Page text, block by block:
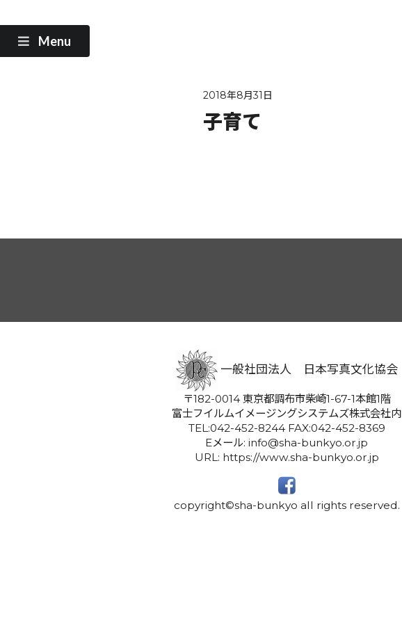
Menu
2018年8月31日
子育て
一般社団法人 日本写真文化協会
〒182-0014 東京都調布市柴崎1-67-1本館1階
富士フイルムイメージングシステムズ株式会社内
TEL:042-452-8244 FAX:042-452-8369
Eメール: info@sha-bunkyo.or.jp
URL: https://www.sha-bunkyo.or.jp
copyright©sha-bunkyo all rights reserved.